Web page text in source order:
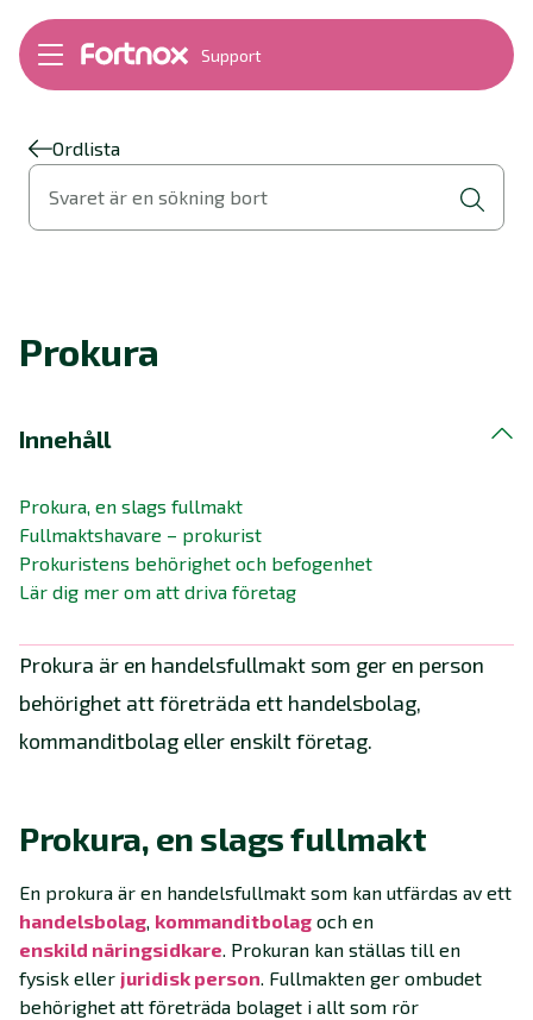
Support
Bokföring
Fakturering
Byt till Fortnox
Felsökning
Support Play
Ordlista
Svaret är en sökning bort
Prokura
Innehåll
Prokura, en slags fullmakt
Fullmaktshavare – prokurist
Prokuristens behörighet och befogenhet
Lär dig mer om att driva företag
Prokura är en handelsfullmakt som ger en person
behörighet att företräda ett handelsbolag,
kommanditbolag eller enskilt företag.
Prokura, en slags fullmakt
En prokura är en handelsfullmakt som kan utfärdas av ett
handelsbolag, kommanditbolag och en
enskild näringsidkare. Prokuran kan ställas till en
fysisk eller juridisk person. Fullmakten ger ombudet
behörighet att företräda bolaget i allt som rör